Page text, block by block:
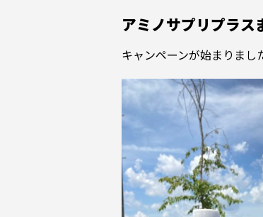
アミノサプリプラス
キャンペーンが始まりまし